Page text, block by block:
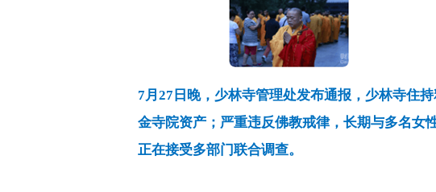
7月 27 日晚，少林寺管理处发布通报，少林寺住
金寺院资产；严重违反佛教戒律，长期与多名女
正在接受多部门联合调查。